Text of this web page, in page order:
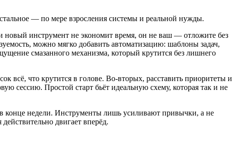
— по мере взросления системы и реальной нужды.
новый инструмент не экономит время, он не ваш — отложите без
можно мягко добавить автоматизацию: шаблоны задач,
смазанного механизма, который крутится без лишнего
всё, что крутится в голове. Во‑вторых, расставить приоритеты и
сессию. Простой старт бьёт идеальную схему, которая так и не
конце недели. Инструменты лишь усиливают привычки, а не
двигает вперёд.